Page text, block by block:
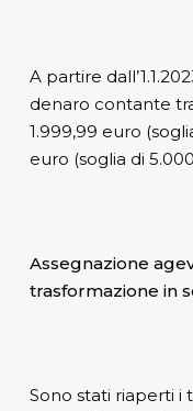
A partire
denaro contante
1.999,99 euro
euro (soglia di
Assegnazione
trasformazione in
Sono stati riaperti i